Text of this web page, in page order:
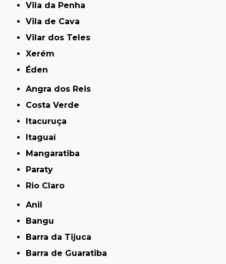
Vila da Penha
Vila de Cava
Vilar dos Teles
Xerém
Éden
Angra dos Reis
Costa Verde
Itacuruça
Itaguaí
Mangaratiba
Paraty
Rio Claro
Anil
Bangu
Barra da Tijuca
Barra de Guaratiba